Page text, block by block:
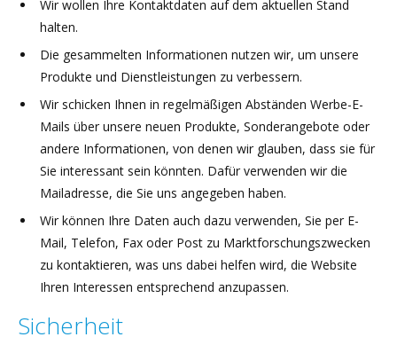
Wir wollen Ihre Kontaktdaten auf dem aktuellen Stand
halten.
Die gesammelten Informationen nutzen wir, um unsere
Produkte und Dienstleistungen zu verbessern.
Wir schicken Ihnen in regelmäßigen Abständen Werbe-E-
Mails über unsere neuen Produkte, Sonderangebote oder
andere Informationen, von denen wir glauben, dass sie für
Sie interessant sein könnten. Dafür verwenden wir die
Mailadresse, die Sie uns angegeben haben.
Wir können Ihre Daten auch dazu verwenden, Sie per E-
Mail, Telefon, Fax oder Post zu Marktforschungszwecken
zu kontaktieren, was uns dabei helfen wird, die Website
Ihren Interessen entsprechend anzupassen.
Sicherheit